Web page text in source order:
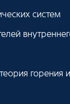
систем
горения